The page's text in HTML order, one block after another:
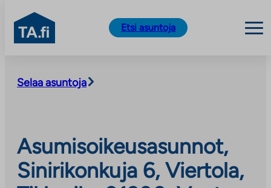
sisältöön
TA.fi
Etsi asuntoja
Selaa asuntoja
Asumisoikeusasunnot,
Sinirikonkuja 6, Viertola,